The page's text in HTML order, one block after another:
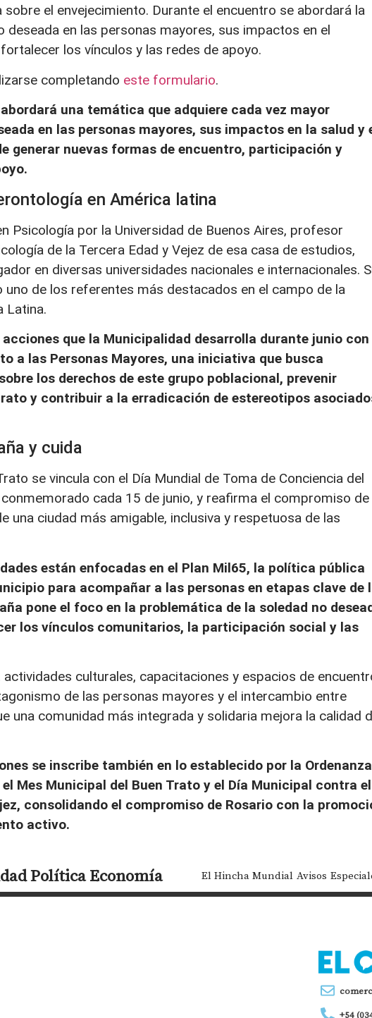
el envejecimiento. Durante el encuentro se abordará la
deseada en las personas mayores, sus impactos en el
los vínculos y las redes de apoyo.
completando este formulario.
una temática que adquiere cada vez mayor
en las personas mayores, sus impactos en la salud y
generar nuevas formas de encuentro, participación y
en América latina
Psicología por la Universidad de Buenos Aires, profesor
de la Tercera Edad y Vejez de esa casa de estudios,
en diversas universidades nacionales e internacionales.
de los referentes más destacados en el campo de la
Latina.
que la Municipalidad desarrolla durante junio con
a las Personas Mayores, una iniciativa que busca
los derechos de este grupo poblacional, prevenir
y contribuir a la erradicación de estereotipos
y cuida
se vincula con el Día Mundial de Toma de Conciencia del
cada 15 de junio, y reafirma el compromiso de
una ciudad más amigable, inclusiva y respetuosa de las
están enfocadas en el Plan Mil65, la política pública
para acompañar a las personas en etapas clave de
pone el foco en la problemática de la soledad no
los vínculos comunitarios, la participación social y las
culturales, capacitaciones y espacios de
de las personas mayores y el intercambio entre
una comunidad más integrada y solidaria mejora la calidad
se inscribe también en lo establecido por la Ordenanza
Mes Municipal del Buen Trato y el Día Municipal contra el
consolidando el compromiso de Rosario con la
activo.
PolíticaEconomía El Hincha Mundial Avisos
+54